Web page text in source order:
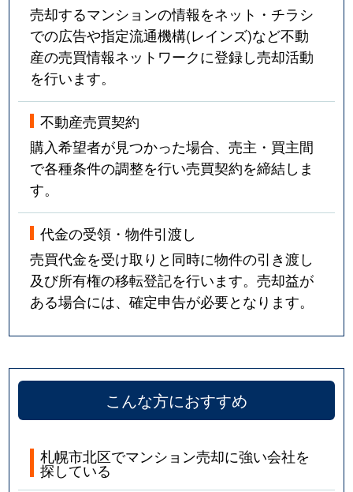
売却するマンションの情報をネット・チラシ
での広告や指定流通機構(レインズ)など不動
産の売買情報ネットワークに登録し売却活動
を行います。
不動産売買契約
購入希望者が見つかった場合、売主・買主間
で各種条件の調整を行い売買契約を締結しま
す。
代金の受領・物件引渡し
売買代金を受け取りと同時に物件の引き渡し
及び所有権の移転登記を行います。売却益が
ある場合には、確定申告が必要となります。
こんな方におすすめ
札幌市北区でマンション売却に強い会社を
探している